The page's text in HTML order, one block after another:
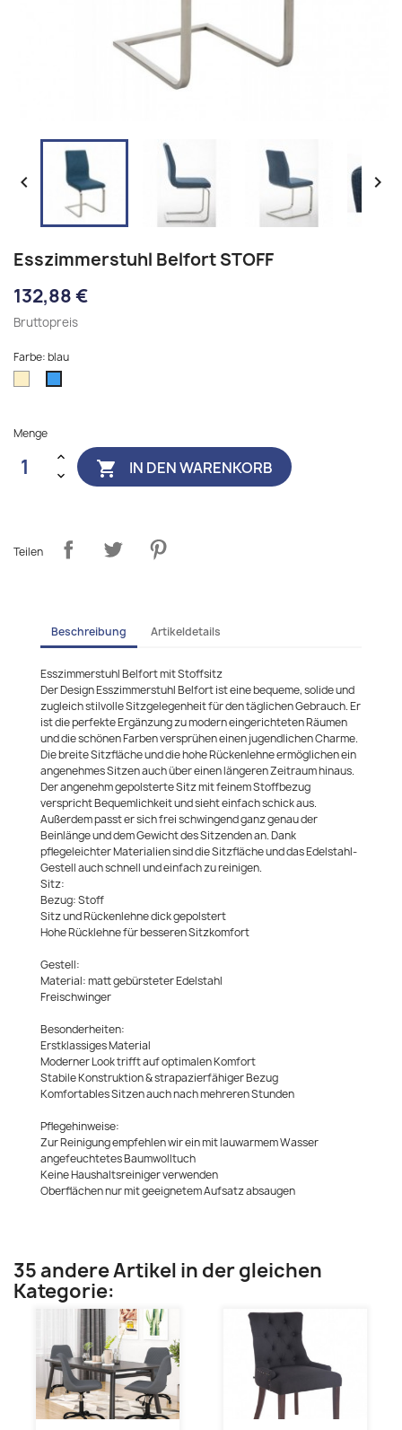
 
Esszimmerstuhl Belfort STOFF
132,88 €
Bruttopreis
Farbe: blau
blau
Menge
 IN DEN WARENKORB
Teilen
Beschreibung Artikeldetails
Esszimmerstuhl Belfort mit Stoffsitz
Der Design Esszimmerstuhl Belfort ist eine bequeme, solide und
zugleich stilvolle Sitzgelegenheit für den täglichen Gebrauch. Er
ist die perfekte Ergänzung zu modern eingerichteten Räumen
und die schönen Farben versprühen einen jugendlichen Charme.
Die breite Sitzfläche und die hohe Rückenlehne ermöglichen ein
angenehmes Sitzen auch über einen längeren Zeitraum hinaus.
Der angenehm gepolsterte Sitz mit feinem Stoffbezug
verspricht Bequemlichkeit und sieht einfach schick aus.
Außerdem passt er sich frei schwingend ganz genau der
Beinlänge und dem Gewicht des Sitzenden an. Dank
pflegeleichter Materialien sind die Sitzfläche und das Edelstahl-
Gestell auch schnell und einfach zu reinigen.
Sitz:
Bezug: Stoff
Sitz und Rückenlehne dick gepolstert
Hohe Rücklehne für besseren Sitzkomfort
Gestell:
Material: matt gebürsteter Edelstahl
Freischwinger
Besonderheiten:
Erstklassiges Material
Moderner Look trifft auf optimalen Komfort
Stabile Konstruktion & strapazierfähiger Bezug
Komfortables Sitzen auch nach mehreren Stunden
Pflegehinweise:
Zur Reinigung empfehlen wir ein mit lauwarmem Wasser
angefeuchtetes Baumwolltuch
Keine Haushaltsreiniger verwenden
Oberflächen nur mit geeignetem Aufsatz absaugen
35 andere Artikel in der gleichen
Kategorie: